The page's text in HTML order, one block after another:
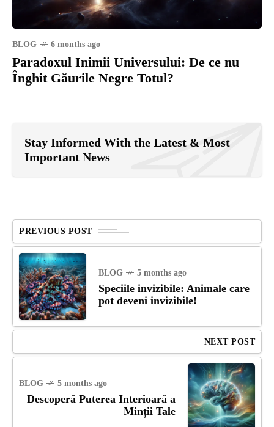
BLOG 6 months ago
Paradoxul Inimii Universului: De ce nu
Înghit Găurile Negre Totul?
Stay Informed With the Latest & Most
Important News
PREVIOUS POST
BLOG 5 months ago
Speciile invizibile: Animale care
pot deveni invizibile!
NEXT POST
BLOG 5 months ago
Descoperă Puterea Interioară a
Minții Tale